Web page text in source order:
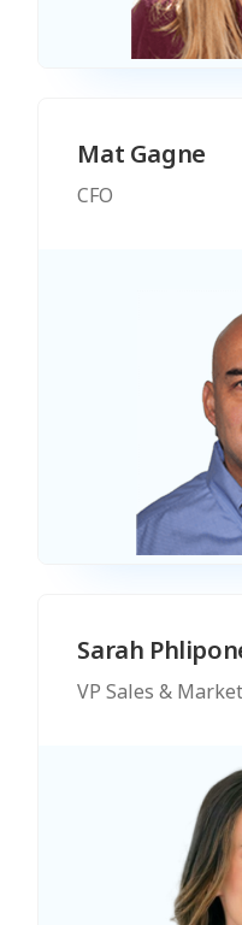
Mat Gagne
CFO
Sarah
VP Sales &